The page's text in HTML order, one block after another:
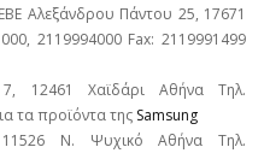
Αλεξάνδρου Πάντου 25, 17671
2119994000 Fax: 2119991499
7, 12461 Χαϊδάρι Αθήνα Τηλ.
τα προϊόντα της Samsung
11526 Ν. Ψυχικό Αθήνα Τηλ.